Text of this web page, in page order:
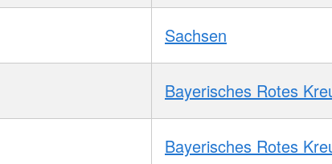
Sachsen
Bayerisches Rotes
Bayerisches Rotes